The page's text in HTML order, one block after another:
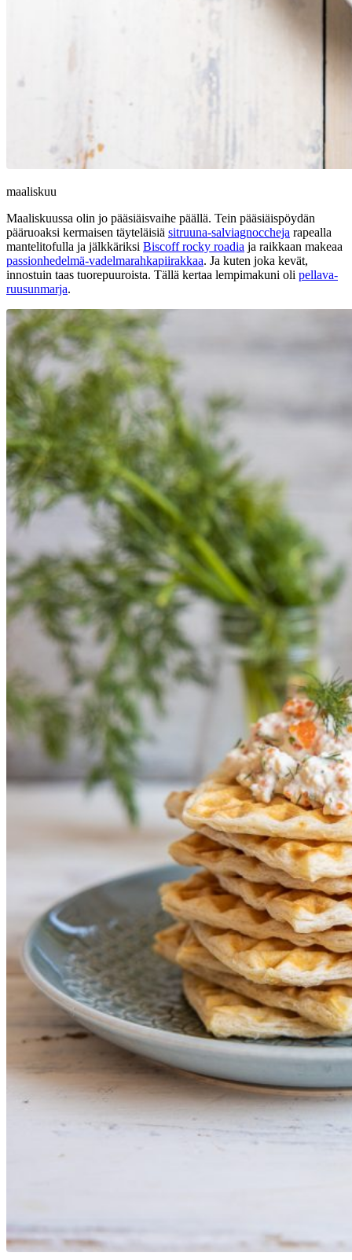
maaliskuu
Maaliskuussa olin jo pääsiäisvaihe päällä. Tein pääsiäispöydän
pääruoaksi kermaisen täyteläisiä sitruuna-salviagnoccheja rapealla
mantelitofulla ja jälkkäriksi Biscoff rocky roadia ja raikkaan makeaa
passionhedelmä-vadelmarahkapiirakkaa. Ja kuten joka kevät,
innostuin taas tuorepuuroista. Tällä kertaa lempimakuni oli pellava-
ruusunmarja.